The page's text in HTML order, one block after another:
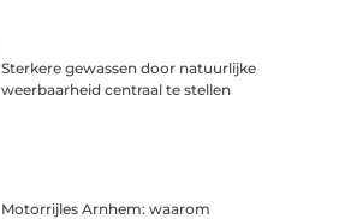
Sterkere gewassen door natuurlijke
weerbaarheid centraal te stellen
Motorrijles Arnhem: waarom